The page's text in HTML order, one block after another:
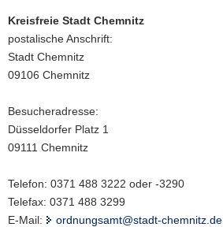
Kreisfreie Stadt Chemnitz
postalische Anschrift:
Stadt Chemnitz
09106 Chemnitz
Besucheradresse:
Düsseldorfer Platz 1
09111 Chemnitz
Telefon: 0371 488 3222 oder -3290
Telefax: 0371 488 3299
E-Mail:
ordnungsamt@stadt-chemnitz.de